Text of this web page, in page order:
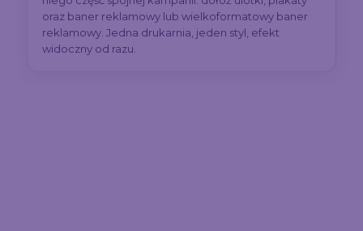
oraz baner reklamowy lub wielkoformatowy baner
reklamowy. Jedna drukarnia, jeden styl, efekt
widoczny od razu.